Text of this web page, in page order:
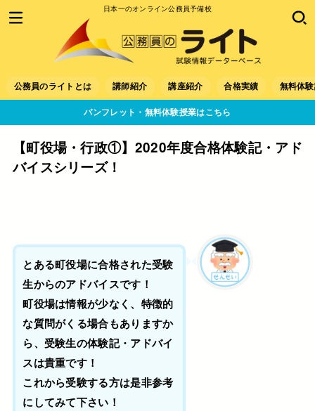
日本一のオンライン公務員予備校
公務員のライトとは 講師紹介 講座紹介 合格実績 無料体
パンフレット・無料体験授業はこちら
【町役場・行政①】2020年度合格体験記・アド
バイスシリーズ！
とある町役場に合格された受験
生からのアドバイスです！
町役場は情報が少なく、特徴的
な質問がくる場合もありますか
ら、受験生の体験記・アドバイ
スは貴重です！
これから受験する方は是非参考
にしてみて下さい！